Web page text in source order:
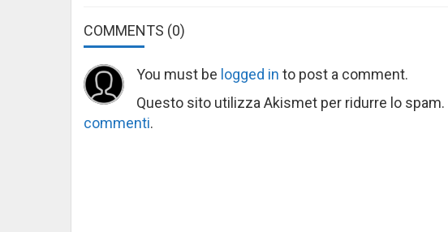
COMMENTS (0)
You must be logged in to post a comment.
Questo sito utilizza Akismet per ridurre lo spam.
commenti.